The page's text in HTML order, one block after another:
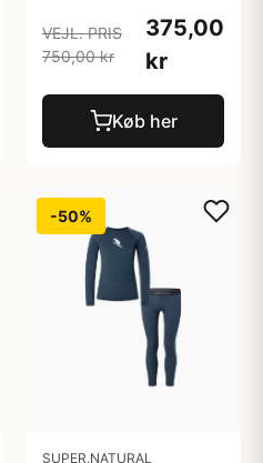
VEJL. PRIS
750,00 kr
375,00
kr
Køb her
-50%
SUPER.NATURAL